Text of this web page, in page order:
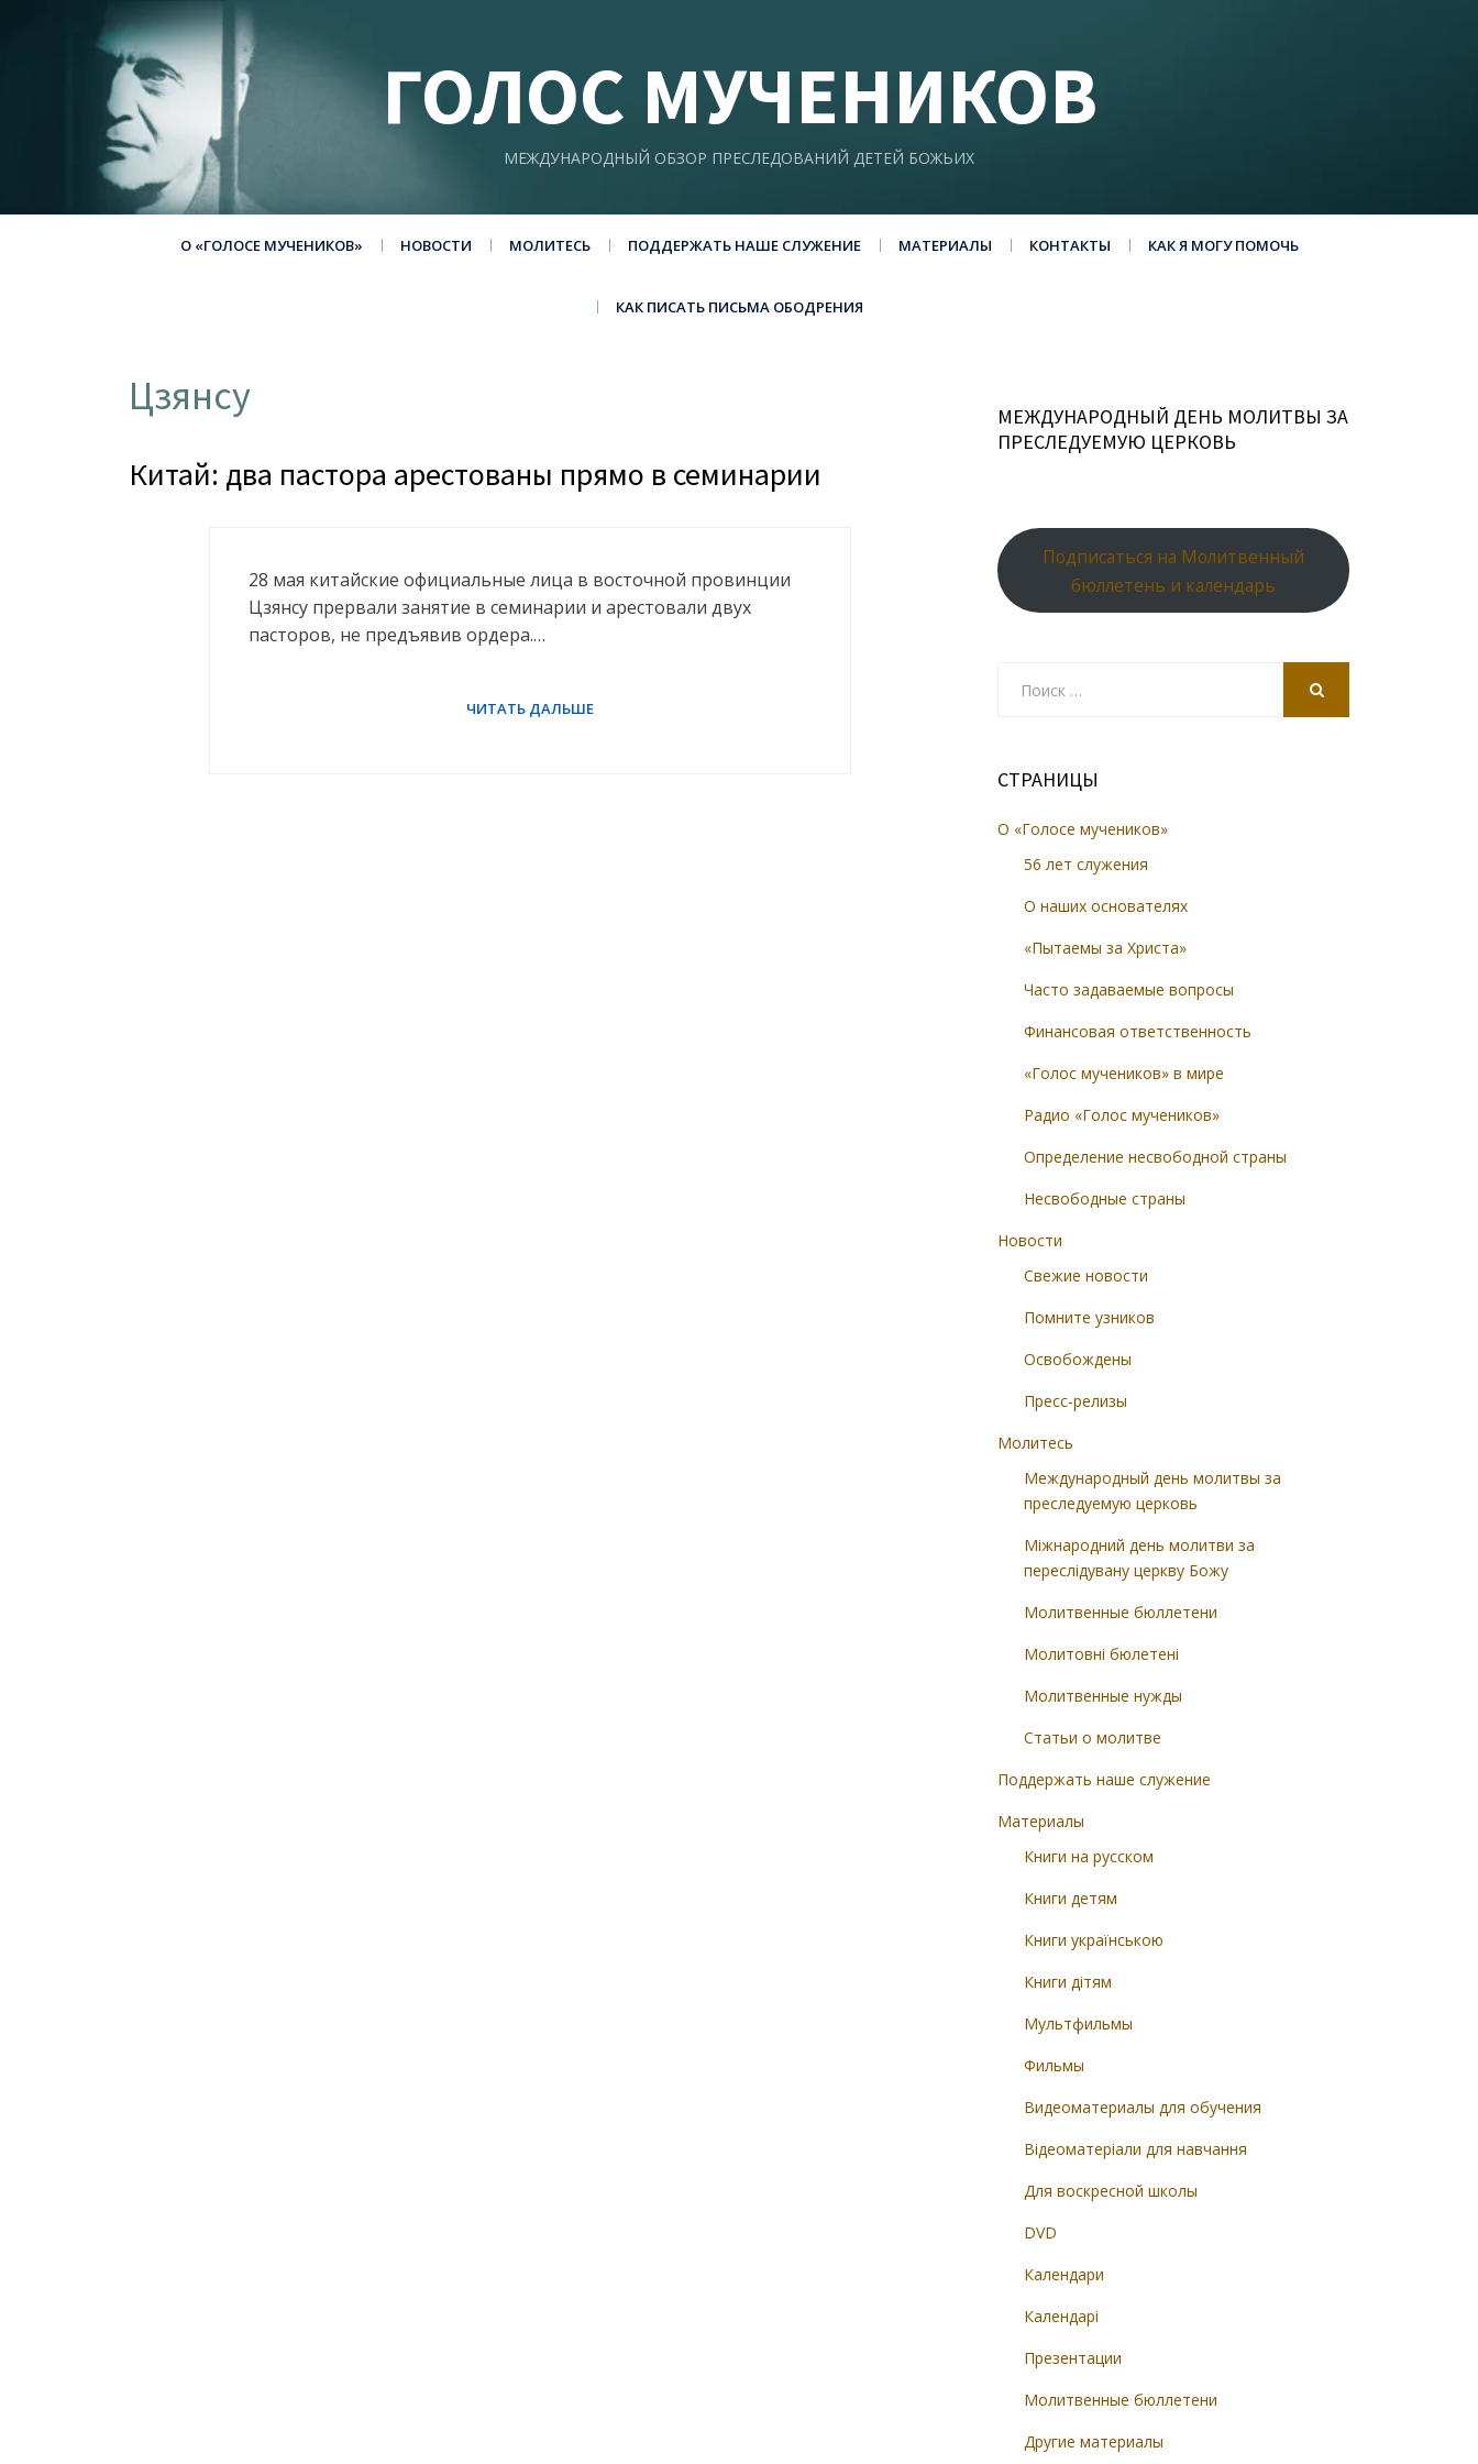
ГОЛОС МУЧЕНИКОВ
МЕЖДУНАРОДНЫЙ ОБЗОР ПРЕСЛЕДОВАНИЙ ДЕТЕЙ БОЖЬИХ
О «ГОЛОСЕ МУЧЕНИКОВ» НОВОСТИ МОЛИТЕСЬ ПОДДЕРЖАТЬ НАШЕ СЛУЖЕНИЕ МАТЕРИАЛЫ КОНТАКТЫ КАК Я МОГУ ПОМОЧЬ
КАК ПИСАТЬ ПИСЬМА ОБОДРЕНИЯ
Цзянсу
Китай: два пастора арестованы прямо в семинарии
28 мая китайские официальные лица в восточной провинции
Цзянсу прервали занятие в семинарии и арестовали двух
пасторов, не предъявив ордера.…
МЕЖДУНАРОДНЫЙ ДЕНЬ МОЛИТВЫ ЗА
ПРЕСЛЕДУЕМУЮ ЦЕРКОВЬ
Подписаться на Молитвенный
бюллетень и календарь
СТРАНИЦЫ
О «Голосе мучеников»
56 лет служения
О наших основателях
«Пытаемы за Христа»
Часто задаваемые вопросы
Финансовая ответственность
«Голос мучеников» в мире
Радио «Голос мучеников»
Определение несвободной страны
Несвободные страны
Новости
Свежие новости
Помните узников
Освобождены
Пресс-релизы
Молитесь
Международный день молитвы за
преследуемую церковь
Міжнародний день молитви за
переслідувану церкву Божу
Молитвенные бюллетени
Молитовні бюлетені
Молитвенные нужды
Статьи о молитве
Поддержать наше служение
Материалы
Книги на русском
Книги детям
Книги українською
Книги дітям
Мультфильмы
Фильмы
Видеоматериалы для обучения
Відеоматеріали для навчання
Для воскресной школы
DVD
Календари
Календарі
Презентации
Молитвенные бюллетени
Другие материалы